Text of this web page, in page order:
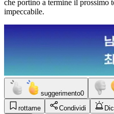
che portino a termine il prossimo
impeccabile.
suggerimento0
rottame
Condividi